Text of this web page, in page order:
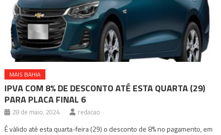
MAIS BAHIA
IPVA COM 8% DE DESCONTO ATÉ ESTA QUARTA (29)
PARA PLACA FINAL 6
28 de maio, 2024 redacao
É válido até esta quarta-feira (29) o desconto de 8% no pagamento, em